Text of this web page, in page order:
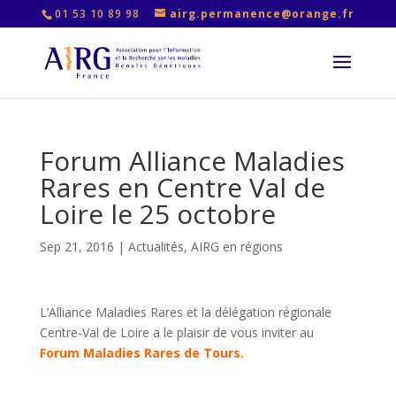
01 53 10 89 98 airg.permanence@orange.fr
Forum Alliance Maladies
Rares en Centre Val de
Loire le 25 octobre
Sep 21, 2016 | Actualités, AIRG en régions
L’Alliance Maladies Rares et la délégation régionale
Centre-Val de Loire a le plaisir de vous inviter au
Forum Maladies Rares de Tours.